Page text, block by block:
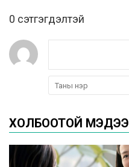
0 cэтгэгдэлтэй
ХОЛБООТОЙ МЭДЭЭ